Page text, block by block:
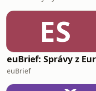
ES
euBrief